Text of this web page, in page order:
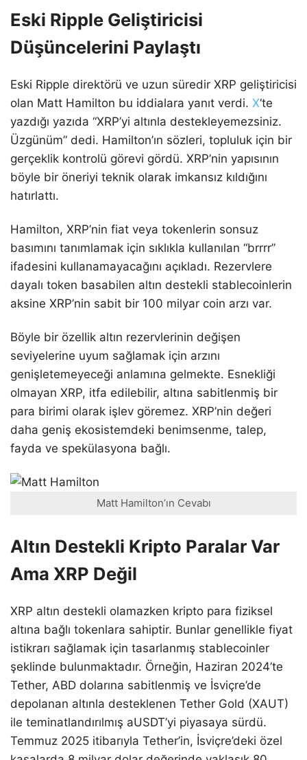
Eski Ripple Geliştiricisi
Düşüncelerini Paylaştı
Eski Ripple direktörü ve uzun süredir XRP geliştiricisi
olan Matt Hamilton bu iddialara yanıt verdi. X‘te
yazdığı yazıda “XRP’yi altınla destekleyemezsiniz.
Üzgünüm” dedi. Hamilton’ın sözleri, topluluk için bir
gerçeklik kontrolü görevi gördü. XRP’nin yapısının
böyle bir öneriyi teknik olarak imkansız kıldığını
hatırlattı.
Hamilton, XRP’nin fiat veya tokenlerin sonsuz
basımını tanımlamak için sıklıkla kullanılan “brrrr”
ifadesini kullanamayacağını açıkladı. Rezervlere
dayalı token basabilen altın destekli stablecoinlerin
aksine XRP’nin sabit bir 100 milyar coin arzı var.
Böyle bir özellik altın rezervlerinin değişen
seviyelerine uyum sağlamak için arzını
genişletemeyeceği anlamına gelmekte. Esnekliği
olmayan XRP, itfa edilebilir, altına sabitlenmiş bir
para birimi olarak işlev göremez. XRP’nin değeri
daha geniş ekosistemdeki benimsenme, talep,
fayda ve spekülasyona bağlı.
Matt Hamilton’ın Cevabı
Altın Destekli Kripto Paralar Var
Ama XRP Değil
XRP altın destekli olamazken kripto para fiziksel
altına bağlı tokenlara sahiptir. Bunlar genellikle fiyat
istikrarı sağlamak için tasarlanmış stablecoinler
şeklinde bulunmaktadır. Örneğin, Haziran 2024’te
Tether, ABD dolarına sabitlenmiş ve İsviçre’de
depolanan altınla desteklenen Tether Gold (XAUT)
ile teminatlandırılmış aUSDT’yi piyasaya sürdü.
Temmuz 2025 itibarıyla Tether’in, İsviçre’deki özel